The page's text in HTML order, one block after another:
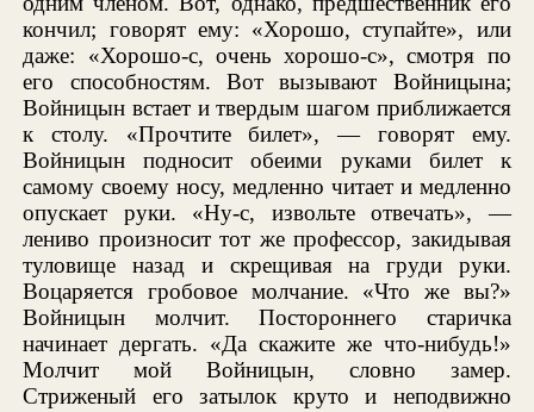
кончил; говорят ему: «Хорошо, ступайте», или
даже: «Хорошо-с, очень хорошо-с», смотря по
его способностям. Вот вызывают Войницына;
Войницын встает и твердым шагом приближается
к столу. «Прочтите билет», — говорят ему.
Войницын подносит обеими руками билет к
самому своему носу, медленно читает и медленно
опускает руки. «Ну-с, извольте отвечать», —
лениво произносит тот же профессор, закидывая
туловище назад и скрещивая на груди руки.
Воцаряется гробовое молчание. «Что же вы?»
Войницын молчит. Постороннего старичка
начинает дергать. «Да скажите же что-нибудь!»
Молчит мой Войницын, словно замер.
Стриженый его затылок круто и неподвижно